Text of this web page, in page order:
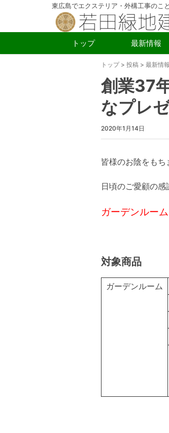
東広島でエクステリア・外構工事のこ
トップ 最新情報
トップ>投稿 >最新情報
創業37
なプレ
2020年1月14日
皆様のお陰をもち
日頃のご愛顧の感
ガーデンルー
対象商品
ガーデンルーム